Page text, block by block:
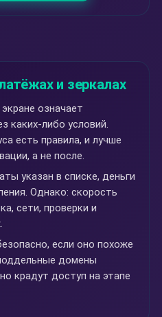
и зеркалах
означает
каких-либо условий.
есть правила, и лучше
а не после.
указан в списке, деньги
Однако: скорость
сети, проверки и
если оно похоже
домены
крадут доступ на этапе